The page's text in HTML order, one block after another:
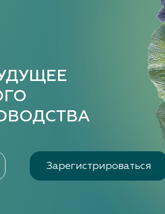
Зарегистрироваться